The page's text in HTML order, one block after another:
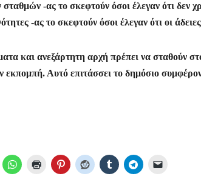
-ας το σκεφτούν όσοι έλεγαν ότι δεν
-ας το σκεφτούν όσοι έλεγαν ότι οι
και ανεξάρτητη αρχή πρέπει να σταθούν
εκπομπή. Αυτό επιτάσσει το δημόσιο